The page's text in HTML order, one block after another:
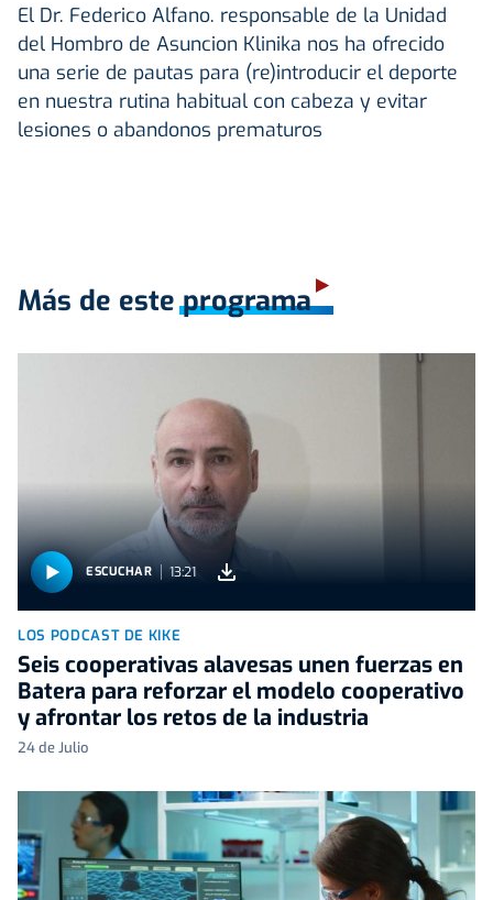
El Dr. Federico Alfano. responsable de la Unidad
del Hombro de Asuncion Klinika nos ha ofrecido
una serie de pautas para (re)introducir el deporte
en nuestra rutina habitual con cabeza y evitar
lesiones o abandonos prematuros
Más de este programa
ESCUCHAR 13:21
LOS PODCAST DE KIKE
Seis cooperativas alavesas unen fuerzas en
Batera para reforzar el modelo cooperativo
y afrontar los retos de la industria
24 de Julio